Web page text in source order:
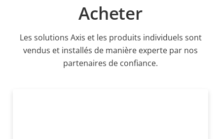
Acheter
Les solutions Axis et les produits individuels sont
vendus et installés de manière experte par nos
partenaires de confiance.